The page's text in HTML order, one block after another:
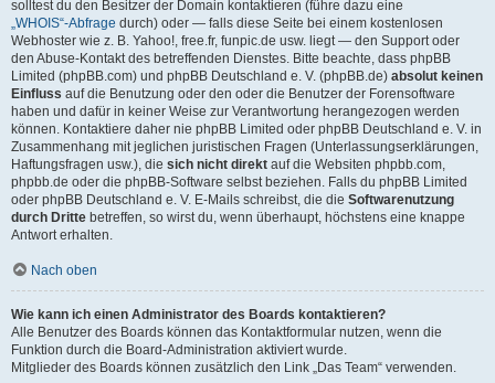
solltest du den Besitzer der Domain kontaktieren (führe dazu eine
„WHOIS“-Abfrage durch) oder — falls diese Seite bei einem kostenlosen
Webhoster wie z. B. Yahoo!, free.fr, funpic.de usw. liegt — den Support oder
den Abuse-Kontakt des betreffenden Dienstes. Bitte beachte, dass phpBB
Limited (phpBB.com) und phpBB Deutschland e. V. (phpBB.de) absolut keinen
Einfluss auf die Benutzung oder den oder die Benutzer der Forensoftware
haben und dafür in keiner Weise zur Verantwortung herangezogen werden
können. Kontaktiere daher nie phpBB Limited oder phpBB Deutschland e. V. in
Zusammenhang mit jeglichen juristischen Fragen (Unterlassungserklärungen,
Haftungsfragen usw.), die sich nicht direkt auf die Websiten phpbb.com,
phpbb.de oder die phpBB-Software selbst beziehen. Falls du phpBB Limited
oder phpBB Deutschland e. V. E-Mails schreibst, die die Softwarenutzung
durch Dritte betreffen, so wirst du, wenn überhaupt, höchstens eine knappe
Antwort erhalten.
Nach oben
Wie kann ich einen Administrator des Boards kontaktieren?
Alle Benutzer des Boards können das Kontaktformular nutzen, wenn die
Funktion durch die Board-Administration aktiviert wurde.
Mitglieder des Boards können zusätzlich den Link „Das Team“ verwenden.